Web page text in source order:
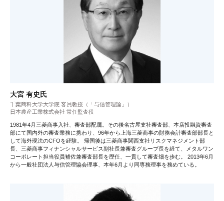
大宮 有史氏
千葉商科大学大学院 客員教授（「与信管理論」）
日本農産工業株式会社 常任監査役
1981年4月三菱商事入社、審査部配属。その後名古屋支社審査部、本店投融資審査
部にて国内外の審査業務に携わり、96年から上海三菱商事の財務会計審査部部長と
して海外現法のCFOを経験。 帰国後は三菱商事関西支社リスクマネジメント部
長、三菱商事フィナンシャルサービス副社長兼審査グループ長を経て、メタルワン
コーポレート担当役員補佐兼審査部長を歴任、一貫して審査畑を歩む。 2013年6月
から一般社団法人与信管理協会理事、本年6月より同専務理事を務めている。